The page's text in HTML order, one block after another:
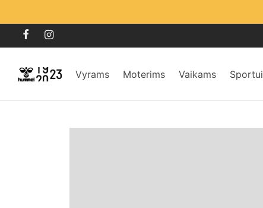
Vyrams Moterims Vaikams Sportui